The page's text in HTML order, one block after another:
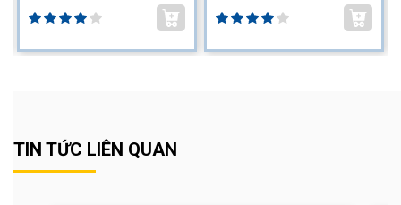
TIN TỨC LIÊN QUAN